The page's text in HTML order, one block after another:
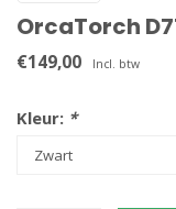
OrcaTorch
€149,00 Incl. btw
Kleur: *